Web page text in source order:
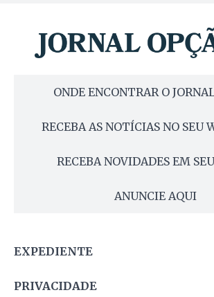
ONDE ENCONTRAR O
RECEBA AS NOTÍCIAS NO SEU
RECEBA NOVIDADES EM
ANUNCIE AQUI
EXPEDIENTE
PRIVACIDADE